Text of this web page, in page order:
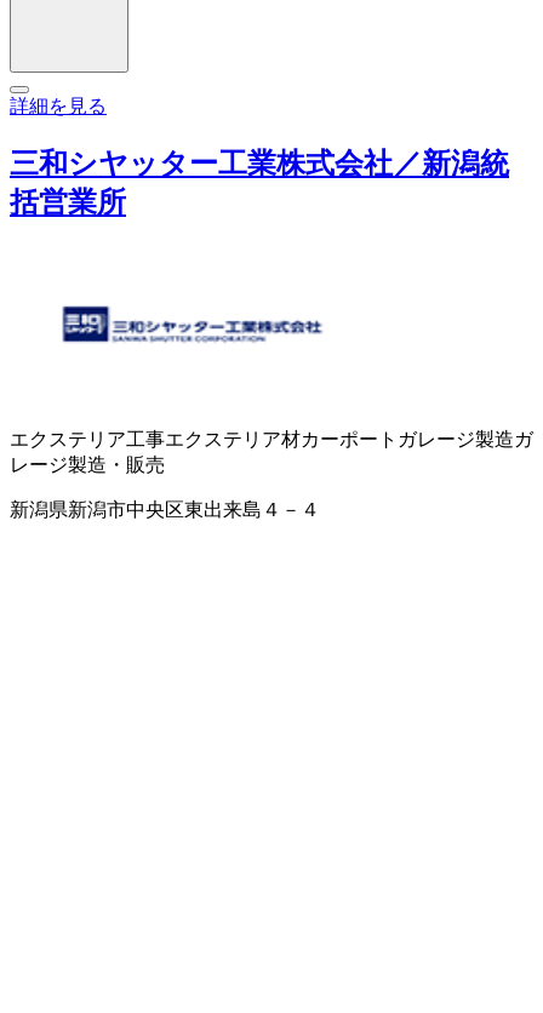
詳細を見る
三和シヤッター工業株式会社／新潟統
括営業所
エクステリア工事エクステリア材カーポート ガレージ製造ガ
レージ製造・販売
新潟県新潟市中央区東出来島４－４